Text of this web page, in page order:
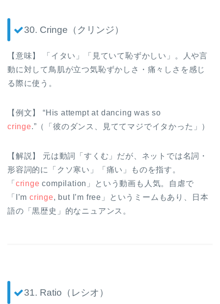
30. Cringe（クリンジ）
【意味】 「イタい」「見ていて恥ずかしい」。人や言
動に対して鳥肌が立つ気恥ずかしさ・痛々しさを感じ
る際に使う。
【例文】 “His attempt at dancing was so
cringe.”（「彼のダンス、見ててマジでイタかった」）
【解説】 元は動詞「すくむ」だが、ネットでは名詞・
形容詞的に「クソ寒い」「痛い」ものを指す。
「 cringe compilation」という動画も人気。自虐で
「I’m cringe, but I’m free」というミームもあり、日本
語の「黒歴史」的なニュアンス。
31. Ratio（レシオ）